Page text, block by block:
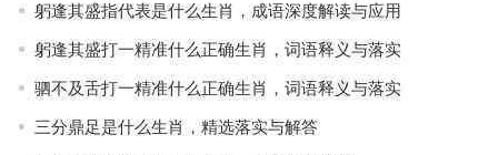
躬逢其盛指代表是什么生肖，成语深度解读与应用
躬逢其盛打一精准什么正确生肖，词语释义与落实
驷不及舌打一精准什么正确生肖，词语释义与落实
三分鼎足是什么生肖，精选落实与解答